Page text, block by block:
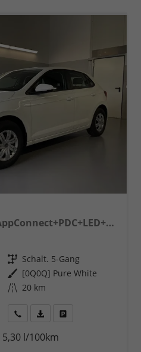
1.0 MPI Sitzheizung+AppConnect+PDC+LED+Touch+Lichtsensor+MultiLenkrad
Getriebe Schalt. 5-Gang
Außenfarbe [0Q0Q] Pure White
Kilometerstand 20 km
anfordern
Datei,
5,30 l/100km